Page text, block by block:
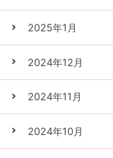
2025年1月
2024年12月
2024年11月
2024年10月